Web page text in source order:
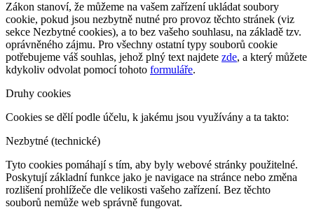
Zákon stanoví, že můžeme na vašem zařízení ukládat soubory
cookie, pokud jsou nezbytně nutné pro provoz těchto stránek (viz
sekce Nezbytné cookies), a to bez vašeho souhlasu, na základě tzv.
oprávněného zájmu. Pro všechny ostatní typy souborů cookie
potřebujeme váš souhlas, jehož plný text najdete zde, a který můžete
kdykoliv odvolat pomocí tohoto formuláře.
Druhy cookies
Cookies se dělí podle účelu, k jakému jsou využívány a ta takto:
Nezbytné (technické)
Tyto cookies pomáhají s tím, aby byly webové stránky použitelné.
Poskytují základní funkce jako je navigace na stránce nebo změna
rozlišení prohlížeče dle velikosti vašeho zařízení. Bez těchto
souborů nemůže web správně fungovat.